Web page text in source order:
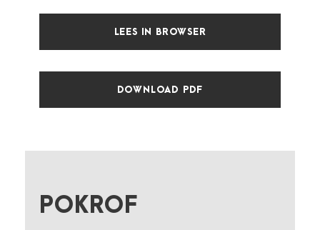
LEES IN BROWSER
DOWNLOAD PDF
POKROF